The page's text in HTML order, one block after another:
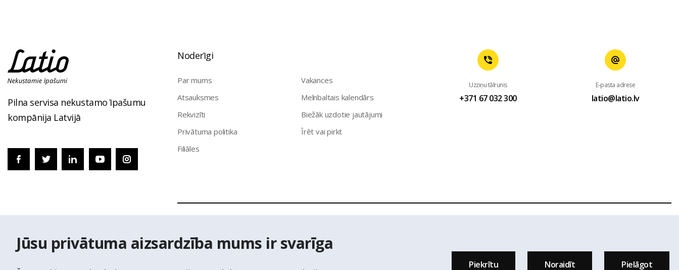
Jūsu privātuma aizsardzība mums ir svarīga
Piekrītu Noraidīt Pielāgot
Pilna servisa nekustamo īpašumu
kompānija Latvijā
Noderīgi
Par mums
Atsauksmes
Rekvizīti
Privātuma politika
Filiāles
Vakances
Melnbaltais kalendārs
Biežāk uzdotie jautājumi
Īrēt vai pirkt
Uzziņu tālrunis
+371 67 032 300
E-pasta adrese
latio@latio.lv
© Nekustamo īpašumu aģentūra Latio. Aizliegta informācijas pārpublicēšana no mājas lapas www.latio.lv bez Latio rakstiskas atļaujas. Lapā
izmantoti Valsts Adrešu reģistra Adrešu klasifikatora dati,